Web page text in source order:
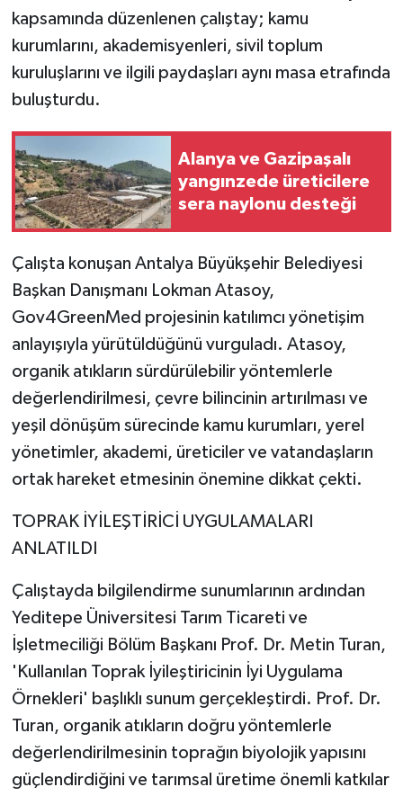
kapsamında düzenlenen çalıştay; kamu
kurumlarını, akademisyenleri, sivil toplum
kuruluşlarını ve ilgili paydaşları aynı masa etrafında
buluşturdu.
Alanya ve Gazipaşalı
yangınzede üreticilere
sera naylonu desteği
Çalışta konuşan Antalya Büyükşehir Belediyesi
Başkan Danışmanı Lokman Atasoy,
Gov4GreenMed projesinin katılımcı yönetişim
anlayışıyla yürütüldüğünü vurguladı. Atasoy,
organik atıkların sürdürülebilir yöntemlerle
değerlendirilmesi, çevre bilincinin artırılması ve
yeşil dönüşüm sürecinde kamu kurumları, yerel
yönetimler, akademi, üreticiler ve vatandaşların
ortak hareket etmesinin önemine dikkat çekti.
TOPRAK İYİLEŞTİRİCİ UYGULAMALARI
ANLATILDI
Çalıştayda bilgilendirme sunumlarının ardından
Yeditepe Üniversitesi Tarım Ticareti ve
İşletmeciliği Bölüm Başkanı Prof. Dr. Metin Turan,
'Kullanılan Toprak İyileştiricinin İyi Uygulama
Örnekleri' başlıklı sunum gerçekleştirdi. Prof. Dr.
Turan, organik atıkların doğru yöntemlerle
değerlendirilmesinin toprağın biyolojik yapısını
güçlendirdiğini ve tarımsal üretime önemli katkılar